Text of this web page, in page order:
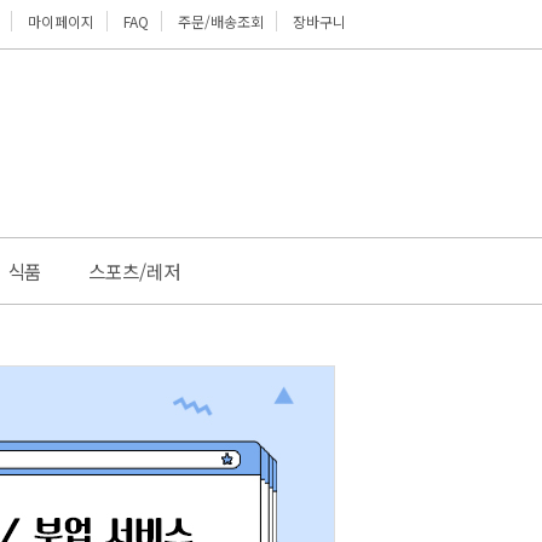
마이페이지 FAQ 주문/배송조회 장바구니
식품 스포츠/레저